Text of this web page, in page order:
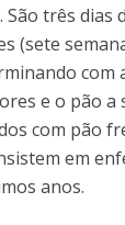
três dias
com
e o pão
com pão
em
anos.